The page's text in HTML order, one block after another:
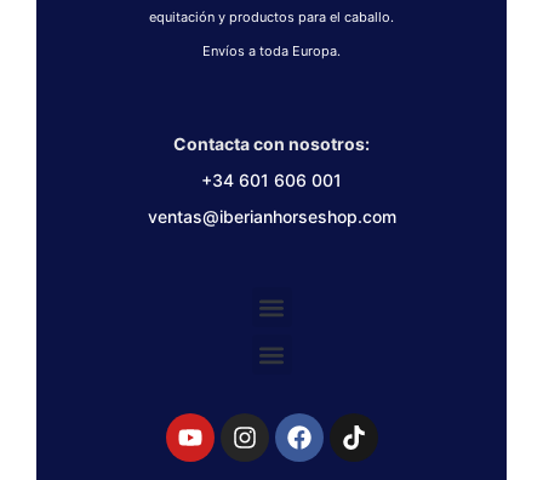
equitación y productos para el caballo.
Envíos a toda Europa.
Contacta con nosotros:
+34 601 606 001
ventas@iberianhorseshop.com